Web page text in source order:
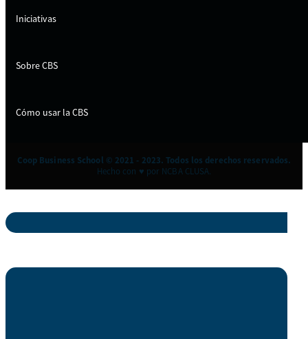
Iniciativas
Sobre CBS
Cómo usar la CBS
Coop Business School © 2021 - 2023. Todos los derechos reservados.
Hecho con ♥ por NCBA CLUSA.